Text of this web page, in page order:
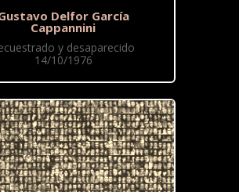
Delfor García
Cappannini
y desaparecido
14/10/1976